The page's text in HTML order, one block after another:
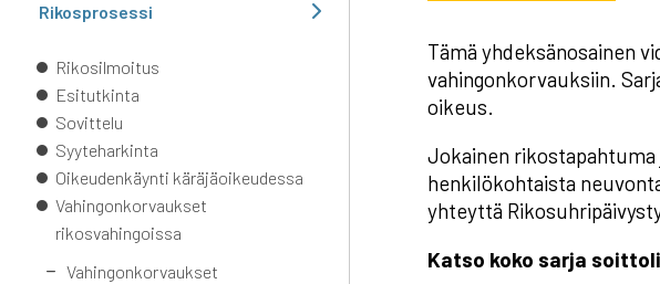
Rikosprosessi
Rikosilmoitus
Esitutkinta
Sovittelu
Syyteharkinta
Oikeudenkäynti käräjäoikeudessa
Vahingonkorvaukset
rikosvahingoissa
Vahingonkorvaukset
Tämä yhdeksänosainen
vahingonkorvauksiin.
oikeus.
Jokainen
henkilökohtaista
yhteyttä
Katso koko sarja